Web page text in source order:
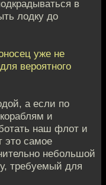
в
лодку до
уже не
вероятного
а если по
и
наш флот и
это самое
небольшой
требуемый для